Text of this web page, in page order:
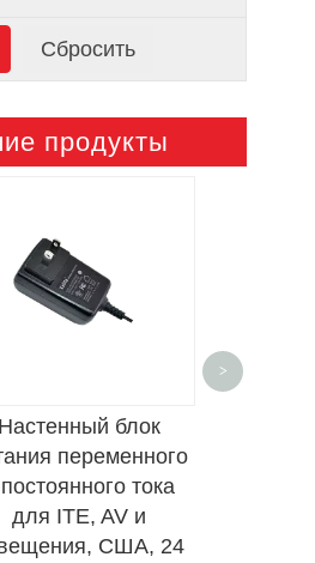
продукты
Настенный блок
переменного
тока
для ITE, AV и
США, 24
>